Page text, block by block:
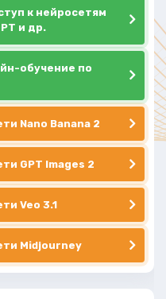
к нейросетям
и др.
обучение по
Nano Banana 2
GPT Images 2
Veo 3.1
Midjourney